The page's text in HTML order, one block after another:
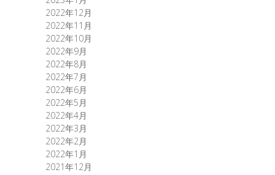
2022年12月
2022年11月
2022年10月
2022年9月
2022年8月
2022年7月
2022年6月
2022年5月
2022年4月
2022年3月
2022年2月
2022年1月
2021年12月